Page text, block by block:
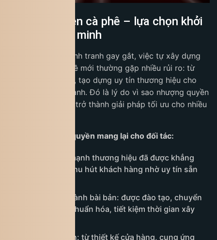
Nhượng quyền cà phê – lựa chọn khởi
nghiệp thông minh
Trong bối cảnh cạnh tranh gay gắt, việc tự xây dựng
thương hiệu cà phê mới thường gặp nhiều rủi ro: từ
phát triển mô hình, tạo dựng uy tín thương hiệu cho
đến quản lý vận hành. Đó là lý do vì sao nhượng quyền
quán cà phê đang trở thành giải pháp tối ưu cho nhiều
Mô hình nhượng quyền mang lại cho đối tác:
Tận dụng sức mạnh thương hiệu đã được khẳng
định, dễ dàng thu hút khách hàng nhờ uy tín sẵn
Hệ thống vận hành bài bản: được đào tạo, chuyển
giao quy trình chuẩn hóa, tiết kiệm thời gian xây
Hỗ trợ toàn diện: từ thiết kế cửa hàng, cung ứng